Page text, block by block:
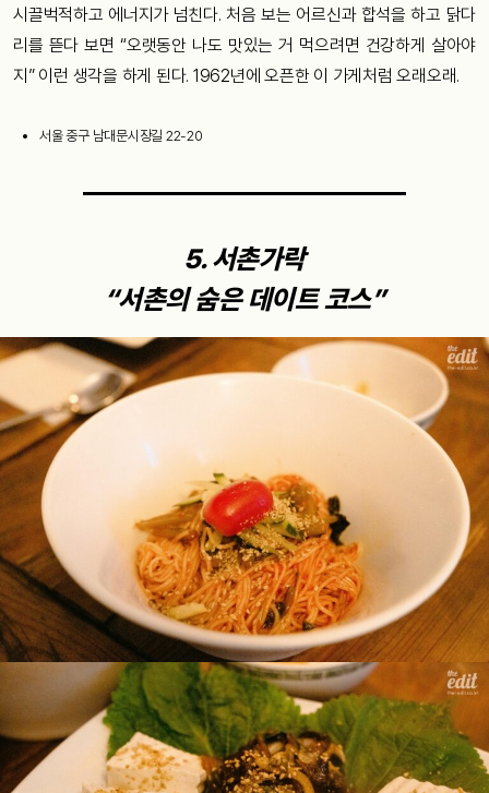
시끌벅적하고 에너지가 넘친다. 처음 보는 어르신과 합석을 하고 닭다
리를 뜯다 보면 “오랫동안 나도 맛있는 거 먹으려면 건강하게 살아야
지” 이런 생각을 하게 된다. 1962년에 오픈한 이 가게처럼 오래오래.
서울 중구 남대문시장길 22-20
5. 서촌가락
“서촌의 숨은 데이트 코스”